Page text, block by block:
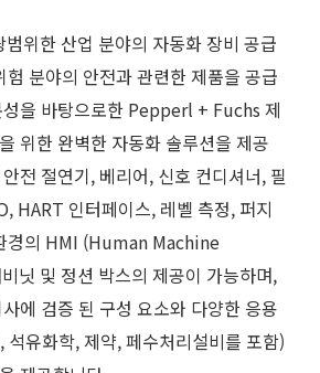
위한 산업 분야의 자동화 장비 공급
분야의 안전과 관련한 제품을 공급
을 바탕으로한 Pepperl + Fuchs 제
위한 완벽한 자동화 솔루션을 제공
전 절연기, 베리어, 신호 컨디셔너, 필
HART 인터페이스, 레벨 측정, 퍼지
경의 HMI (Human Machine
닛 및 정션 박스의 제공이 가능하며,
에 검증 된 구성 요소와 다양한 응용
석유화학, 제약, 페수처리설비를 포함)